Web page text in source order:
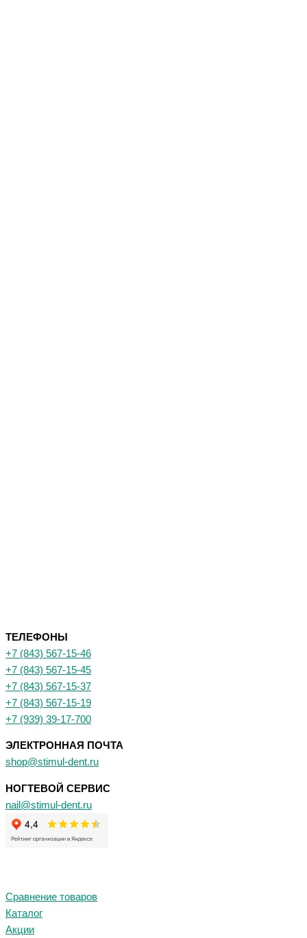
ТЕЛЕФОНЫ
+7 (843) 567-15-46
+7 (843) 567-15-45
+7 (843) 567-15-37
+7 (843) 567-15-19
+7 (939) 39-17-700
ЭЛЕКТРОННАЯ ПОЧТА
shop@stimul-dent.ru
НОГТЕВОЙ СЕРВИС
nail@stimul-dent.ru
Сравнение товаров
Каталог
Акции